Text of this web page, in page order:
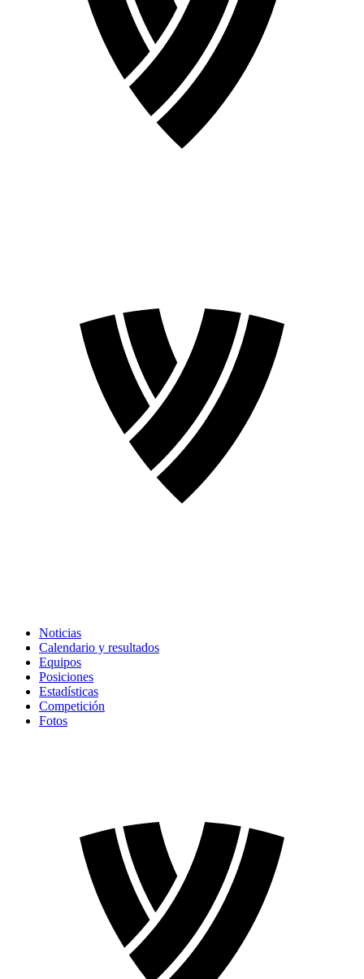
Noticias
Calendario y resultados
Equipos
Posiciones
Estadísticas
Competición
Fotos